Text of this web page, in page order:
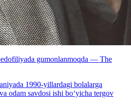
gumonlanmoqda — The
1990-yillardagi bolalarga
odam savdosi ishi bo‘yicha tergov